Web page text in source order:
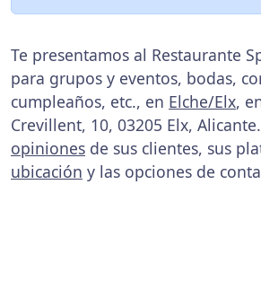
Te presentamos al Restaurante
para grupos y eventos, bodas,
cumpleaños, etc., en Elche/Elx,
Crevillent, 10, 03205 Elx,
opiniones de sus clientes, sus
ubicación y las opciones de